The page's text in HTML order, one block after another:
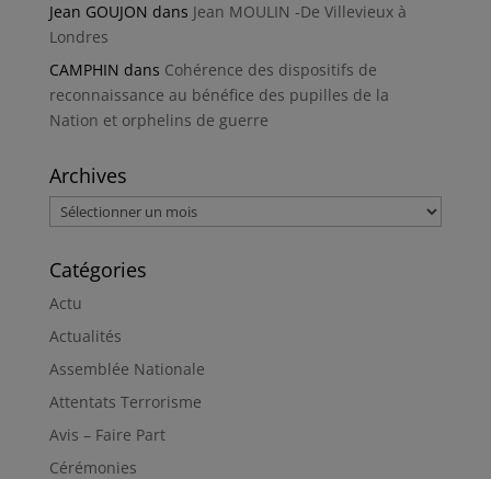
Jean GOUJON dans Jean MOULIN -De Villevieux à
Londres
CAMPHIN dans Cohérence des dispositifs de
reconnaissance au bénéfice des pupilles de la
Nation et orphelins de guerre
Archives
Archives
Catégories
Actu
Actualités
Assemblée Nationale
Attentats Terrorisme
Avis – Faire Part
Cérémonies